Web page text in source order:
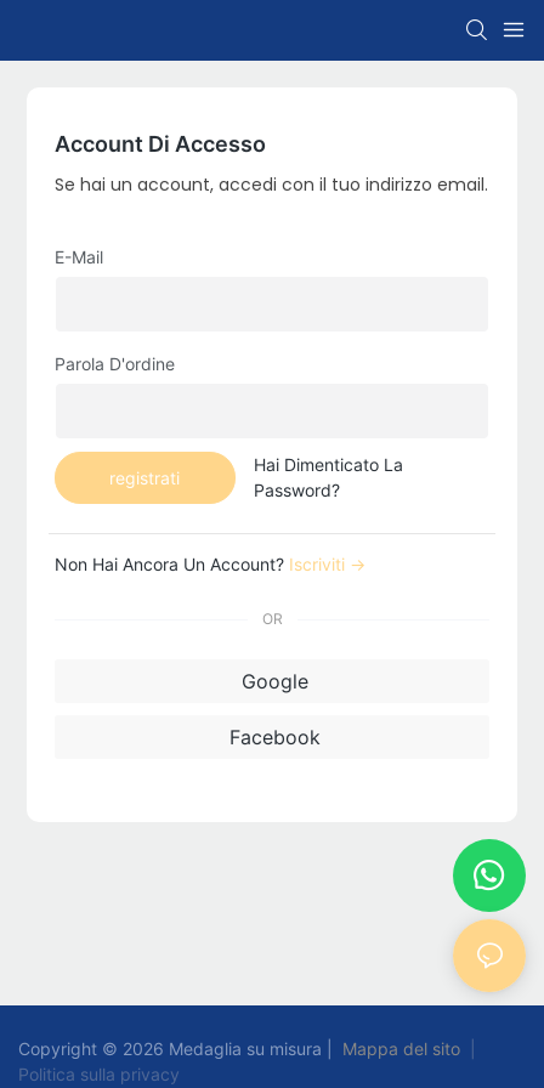
Account Di Accesso
Se hai un account, accedi con il tuo indirizzo email.
E-Mail
Parola D'ordine
registrati
Hai Dimenticato La
Password?
Non Hai Ancora Un Account? Iscriviti →
OR
Google
Facebook
Copyright © 2026 Medaglia su misura | Mappa del sito
Politica sulla privacy